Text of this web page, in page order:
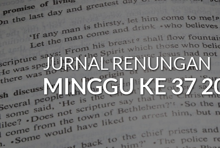
JURNAL RENUNGAN
MINGGU KE 37